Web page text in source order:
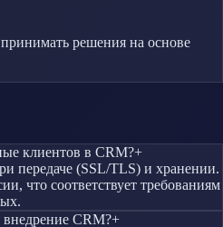
решения на основе
клиентов в CRM?+
передаче (SSL/TLS) и хранении.
что соответствует требованиям
внедрение CRM?+